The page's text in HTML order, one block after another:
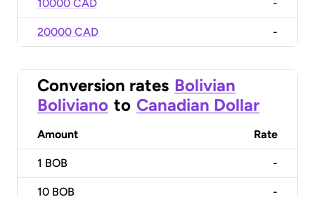
10000 CAD -
20000 CAD -
Conversion rates Bolivian
Boliviano to Canadian Dollar
Amount Rate
1 BOB -
10 BOB -